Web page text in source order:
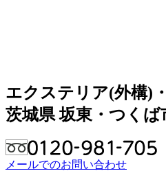
エクステリア(外構)
茨城県 坂東・つくば
メールでのお問い合わせ